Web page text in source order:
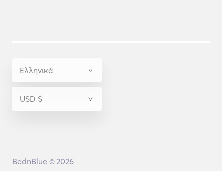
BednBlue © 2026